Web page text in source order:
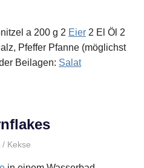
a 200 g 2 Eier 2 El Öl 2
Pfeffer Pfanne (möglichst
Beilagen: Salat
Kekse